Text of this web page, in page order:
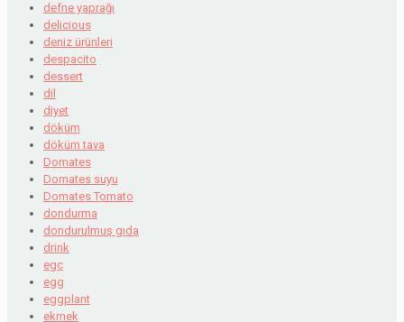
defne yaprağı
delicious
deniz ürünleri
despacito
dessert
dil
diyet
döküm
döküm tava
Domates
Domates suyu
Domates Tomato
dondurma
dondurulmuş gıda
drink
egc
egg
eggplant
ekmek